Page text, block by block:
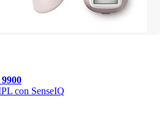
con SenseIQ